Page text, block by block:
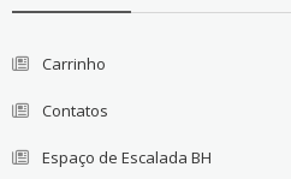
Carrinho
Contatos
Espaço de Escalada BH